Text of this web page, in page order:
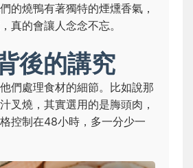
的燒鴨有著獨特的煙燻香氣，
真的會讓人念念不忘。
後的講究
們處理食材的細節。比如說那
叉燒，其實選用的是脢頭肉，
控制在48小時，多一分少一